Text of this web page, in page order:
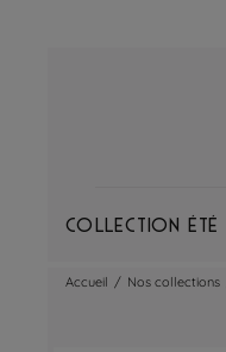
Collection Été
Accueil / Nos collections